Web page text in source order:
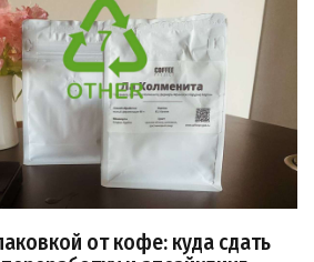
от кофе: куда сдать